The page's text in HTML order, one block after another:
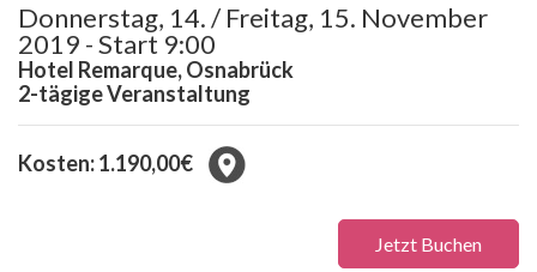
Donnerstag, 14. / Freitag, 15. November
2019 - Start 9:00
Hotel Remarque, Osnabrück
2-tägige Veranstaltung
Kosten: 1.190,00€
Jetzt Buchen